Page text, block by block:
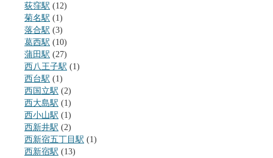
荻窪駅 (12)
菊名駅 (1)
落合駅 (3)
葛西駅 (10)
蒲田駅 (27)
西八王子駅 (1)
西台駅 (1)
西国立駅 (2)
西大島駅 (1)
西小山駅 (1)
西新井駅 (2)
西新宿五丁目駅 (1)
西新宿駅 (13)